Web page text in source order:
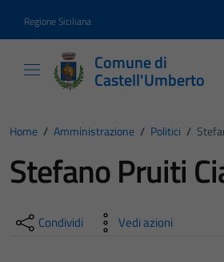
Regione Siciliana
Comune di
Castell'Umberto
Home / Amministrazione / Politici /
Stefano Pruiti
Condividi Vedi azioni